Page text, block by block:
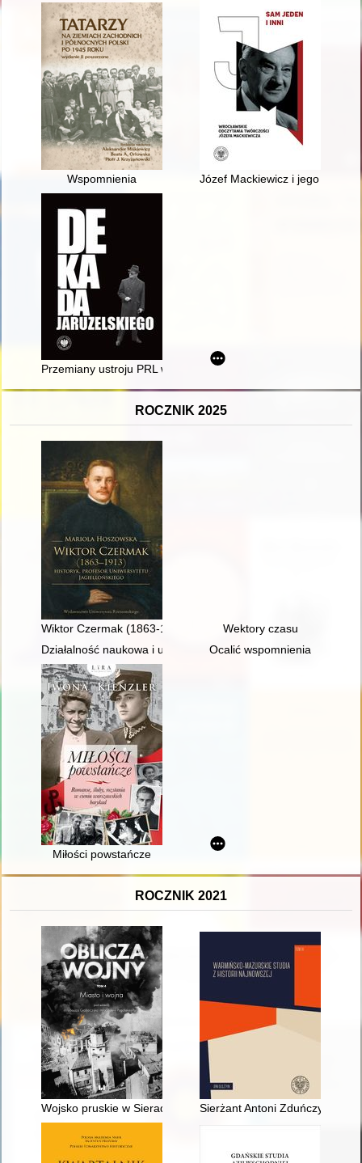
Wspomnienia Józef Mackiewicz i jego
Przemiany ustroju PRL w latach osiemdziesiątych
ROCZNIK 2025
Wiktor Czermak (1863-1913) : historyk, profesor Uniwersytetu
Wektory czasu
Działalność naukowa i upowszechniająca badania naukowe
Ocalić wspomnienia
Miłości powstańcze
ROCZNIK 2021
Wojsko pruskie w Sieradzu (1793-1806)Sierżant Antoni Zduńczyk